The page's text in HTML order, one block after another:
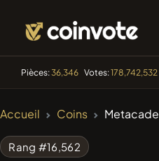
Pièces:36,346 Votes:178,742,532
Accueil Coins Metacade
Rang #16,562